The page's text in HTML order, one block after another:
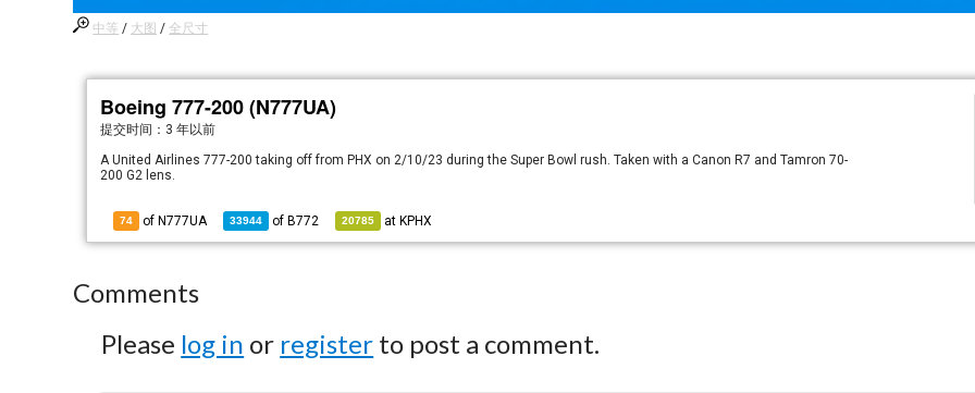
中等 / 大图 / 全尺寸
Boeing 777-200 (N777UA)
提交时间： 3 年以前
A United Airlines 777-200 taking off from PHX on 2/10/23 during the Super Bowl rush. Taken with a Canon R7 and Tamron 70-
200 G2 lens.
74 of N777UA 33944 of B772 20785 at KPHX
Comments
Please log in or register to post a comment.